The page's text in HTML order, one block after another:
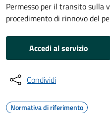
Permesso per il transito sulla
procedimento di rinnovo del
Accedi al servizio
Condividi
Normativa di riferimento